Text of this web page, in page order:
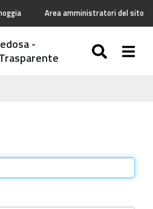
Area amministratori del sito
-